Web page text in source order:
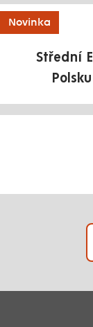
Novinka
Střední